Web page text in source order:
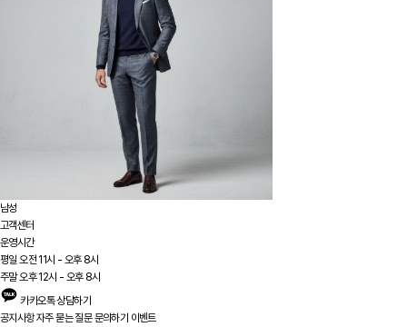
남성
고객센터
운영시간
평일 오전 11시 - 오후 8시
주말 오후 12시 - 오후 8시
카카오톡 상담하기
공지사항자주 묻는 질문문의하기 이벤트